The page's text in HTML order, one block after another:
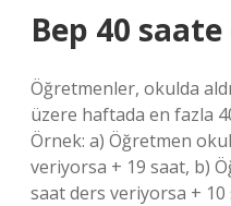
Bep 40
Öğretmenler, okulda
üzere haftada en fazla
Örnek: a) Öğretmen
veriyorsa + 19 saat, b)
saat ders veriyorsa +